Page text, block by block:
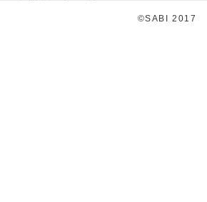
©SABI 2017